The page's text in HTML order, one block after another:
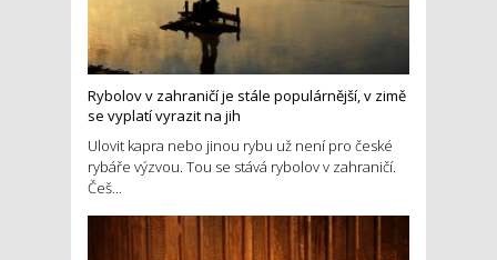
Rybolov v zahraničí je stále populárnější, v zimě
se vyplatí vyrazit na jih
Ulovit kapra nebo jinou rybu už není pro české
rybáře výzvou. Tou se stává rybolov v zahraničí.
Češ...